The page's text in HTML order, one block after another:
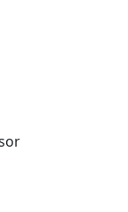
desayuno
iva incluido
de: